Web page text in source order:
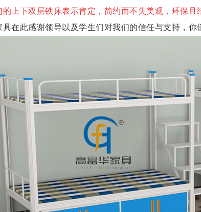
的上下双层铁床表示肯定，简约而不失美观，环保
在此感谢领导以及学生们对我们的信任与支持，你